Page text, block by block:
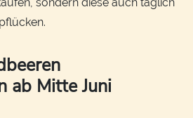
ab Mitte Juni